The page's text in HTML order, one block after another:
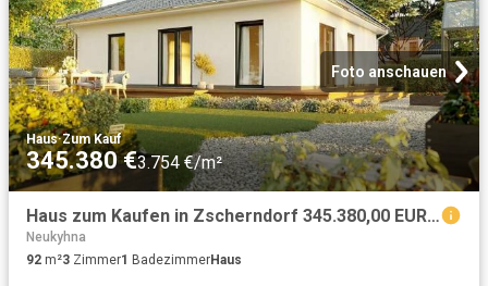
Foto anschauen
Haus·Zum Kauf
345.380 €3.754 €/m²
Haus zum Kaufen in Zscherndorf 345.380,00 EUR 92 m²
Neukyhna
92 m²3 Zimmer1 BadezimmerHaus